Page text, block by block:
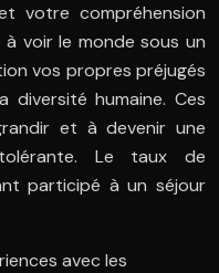
votre compréhension
voir le monde sous un
vos propres préjugés
humaine. Ces
et à devenir une
Le taux de
participé à un séjour
avec les